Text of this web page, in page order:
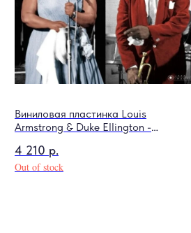
Виниловая пластинка Louis
Armstrong & Duke Ellington -
4 210 р.
Out of stock